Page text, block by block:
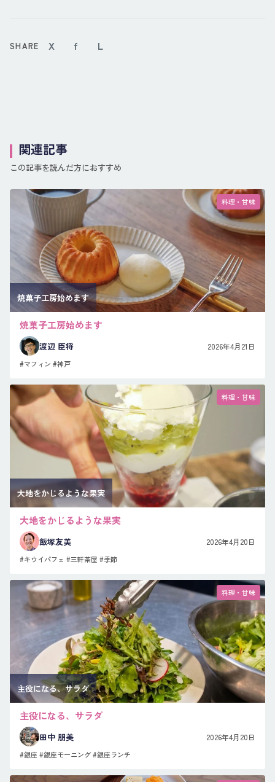
SHARE X f L
関連記事
この記事を読んだ方におすすめ
料理・甘味
焼菓子工房始めます
焼菓子工房始めます
渡辺 臣将 2026年4月21日
#マフィン #神戸
料理・甘味
大地をかじるような果実
大地をかじるような果実
飯塚友美 2026年4月20日
#キウイパフェ #三軒茶屋 #季節
料理・甘味
主役になる、サラダ
主役になる、サラダ
田中 朋美 2026年4月20日
#銀座 #銀座モーニング#銀座ランチ